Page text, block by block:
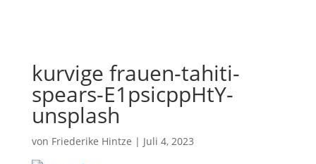
kurvige frauen-tahiti-
spears-E1psicppHtY-
unsplash
von Friederike Hintze | Juli 4, 2023